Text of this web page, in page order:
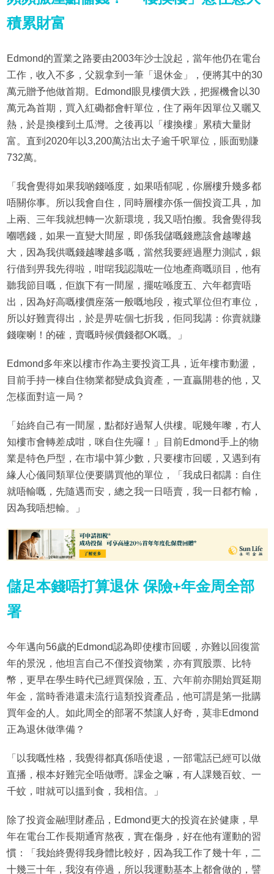
積累財富
Edmond的置業之路要由2003年沙士說起，當年他仍在電台
工作，收入不多，父親拿到一筆「退休金」，便將其中的30
萬元贈予他做首期。Edmond眼見樓價大跌，把握機會以30
萬元為首期，買入紅磡都會軒單位，住了兩年因單位又曬又
熱，於是換樓到土瓜灣。之後再以「樓換樓」累積大量財
富。直到2020年以3,200萬沽出太子逾千呎單位，賬面勁賺
732萬。
「我會覺得如果我啲錢喺度，如果唔郁呢，你層樓升幾多都
唔關你事。所以我會自住，同時層樓亦係一個投資工具，加
上兩、三年我就想轉一次新環境，我又唔怕搬。我會覺得我
嗰嚿錢，如果一直變大間屋，即係我儲嘅錢應該會越嚟越
大，因為我供嘅錢越嚟越多嘅，當然我要經過壓力測試，銀
行借到畀我先得啦，咁啱我認識咗一位地產商嘅頭目，他有
聽我節目嘅，佢旗下有一間屋，擺咗喺度五、六年都賣唔
出，因為好高嘅樓價座落一般嘅地段，複式單位但冇車位，
所以好難賣得出，於是畀咗個七折我，佢同我講：你賣就賺
錢㗎喇！的確，賣嘅時候價錢都OK嘅。」
Edmond多年來以樓市作為主要投資工具，近年樓市動盪，
目前手持一棟自住物業都變成負資產，一直贏開巷的他，又
怎樣面對這一局？
「始終自己有一間屋，點都好過幫人供樓。呢幾年嚟，冇人
知樓市會轉差成咁，咪自住先囉！」目前Edmond手上的物
業是特色戶型，在市場中算少數，只要樓市回暖，又遇到有
緣人心儀同類單位便要購買他的單位，「我成日都講：自住
就唔輸嘅，先隨遇而安，總之我一日唔賣，我一日都冇輸，
因為我唔想輸。」
儲足本錢唔打算退休 保險+年金周全部
署
今年邁向56歲的Edmond認為即使樓市回暖，亦難以回復當
年的景況，他坦言自己不僅投資物業，亦有買股票、比特
幣，更早在學生時代已經買保險，五、六年前亦開始買延期
年金，當時香港還未流行這類投資產品，他可謂是第一批購
買年金的人。如此周全的部署不禁讓人好奇，莫非Edmond
正為退休做準備？
「以我嘅性格，我覺得都真係唔使退，一部電話已經可以做
直播，根本好難完全唔做嘢。課金之嘛，有人課幾百蚊、一
千蚊，咁就可以搵到食，我相信。」
除了投資金融理財產品，Edmond更大的投資在於健康，早
年在電台工作長期通宵熬夜，實在傷身，好在他有運動的習
慣：「我始終覺得我身體比較好，因為我工作了幾十年，二
十幾三十年，我沒有停過，所以我運動基本上都會做的，譬